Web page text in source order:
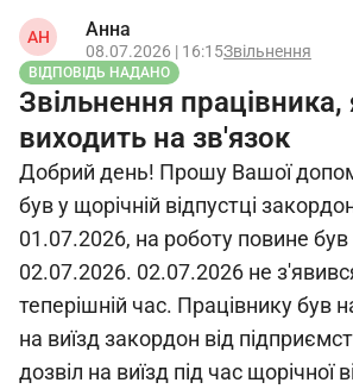
АН Анна
08.07.2026 | 16:15Звільнення
ВІДПОВІДЬ НАДАНО
Звільнення працівника,
виходить на зв'язок
Добрий день! Прошу Вашої
був у щорічній відпустці
01.07.2026, на роботу повине був
02.07.2026. 02.07.2026 не
теперішній час. Працівнику був
на виїзд закордон від
дозвіл на виїзд під час щорічної